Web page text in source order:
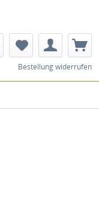
Bestellung widerrufen